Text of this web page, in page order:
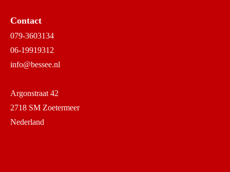
Contact
079-3603134
06-19919312
info@bessee.nl
Argonstraat 42
2718 SM Zoetermeer
Nederland